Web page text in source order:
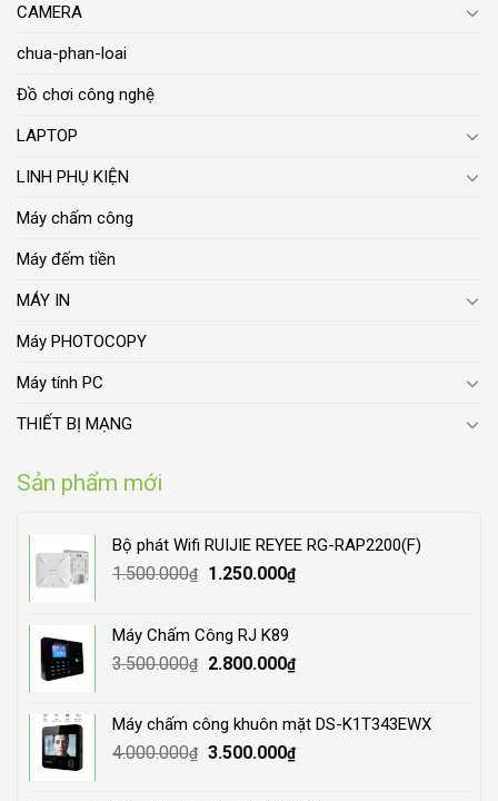
CAMERA
chua-phan-loai
Đồ chơi công nghệ
LAPTOP
LINH PHỤ KIỆN
Máy chấm công
Máy đếm tiền
MÁY IN
Máy PHOTOCOPY
Máy tính PC
THIẾT BỊ MẠNG
Sản phẩm mới
Bộ phát Wifi RUIJIE REYEE RG-RAP2200(F)
1.500.000₫
Original
1.500.000₫.
1.250.000₫Current
Máy Chấm Công RJ K89
3.500.000₫
Original
3.500.000₫.
2.800.000₫Current
2.800.000₫.
Máy chấm công khuôn mặt DS-K1T343EWX
4.000.000₫ Original
3.500.000₫Current